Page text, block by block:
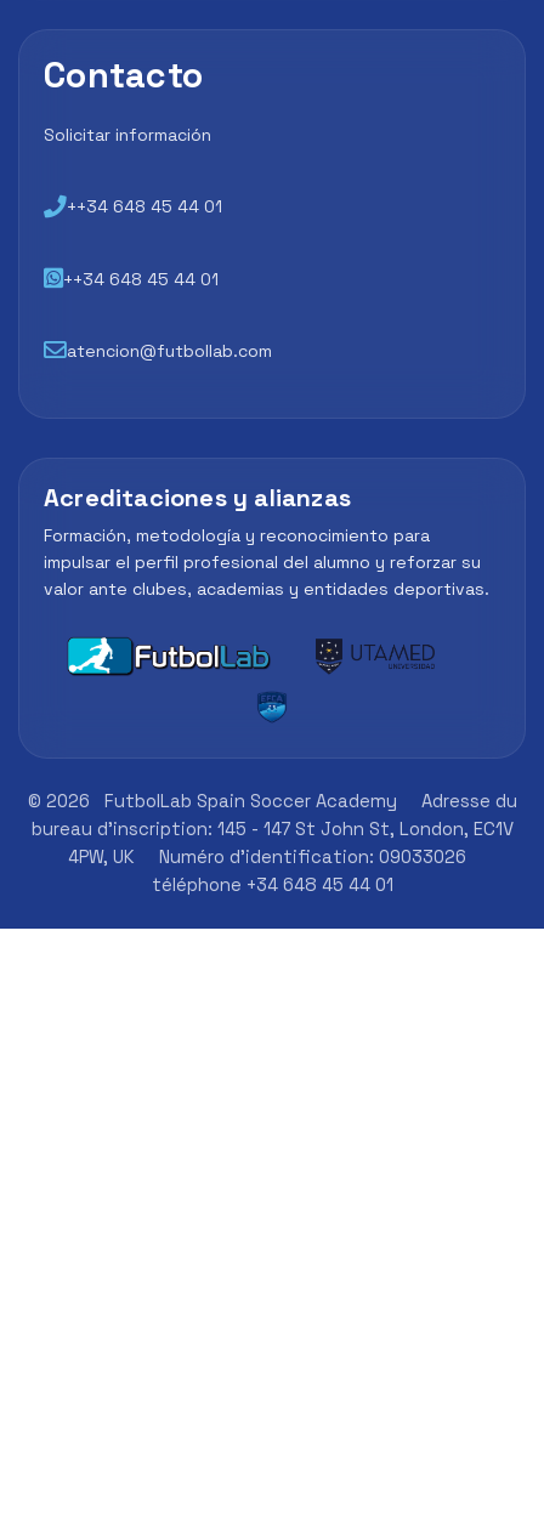
Contacto
Solicitar información
++34 648 45 44 01
++34 648 45 44 01
atencion@futbollab.com
Acreditaciones y alianzas
Formación, metodología y reconocimiento para
impulsar el perfil profesional del alumno y reforzar su
valor ante clubes, academias y entidades deportivas.
© 2026 FutbolLab Spain Soccer Academy
Adresse du
bureau d'inscription: 145 - 147 St John St, London, EC1V
4PW, UK
Numéro d'identification: 09033026
téléphone +34 648 45 44 01